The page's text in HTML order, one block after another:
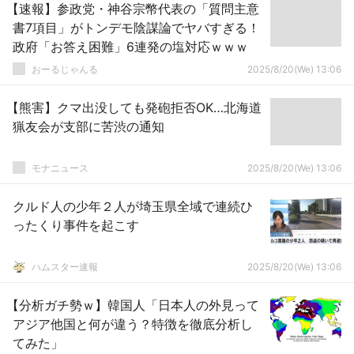
【速報】参政党・神谷宗幣代表の「質問主意
書7項目」がトンデモ陰謀論でヤバすぎる！
政府「お答え困難」6連発の塩対応ｗｗｗ
おーるじゃんる 2025/8/20(We) 13:06
【熊害】クマ出没しても発砲拒否OK…北海道
猟友会が支部に苦渋の通知
モナニュース 2025/8/20(We) 13:06
クルド人の少年２人が埼玉県全域で連続ひ
ったくり事件を起こす
ハムスター速報 2025/8/20(We) 13:06
【分析ガチ勢ｗ】韓国人「日本人の外見って
アジア他国と何が違う？特徴を徹底分析し
てみた」